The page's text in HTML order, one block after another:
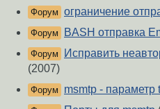
Форум ограничение
Форум BASH отправка
Форум
Исправить
(2007)
Форум msmtp - параметр